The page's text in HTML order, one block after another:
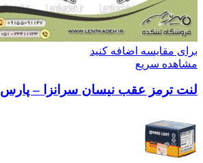
برای مقایسه اضافه کنید
مشاهده سریع
لنت ترمز عقب نیسان سرانزا – پارس